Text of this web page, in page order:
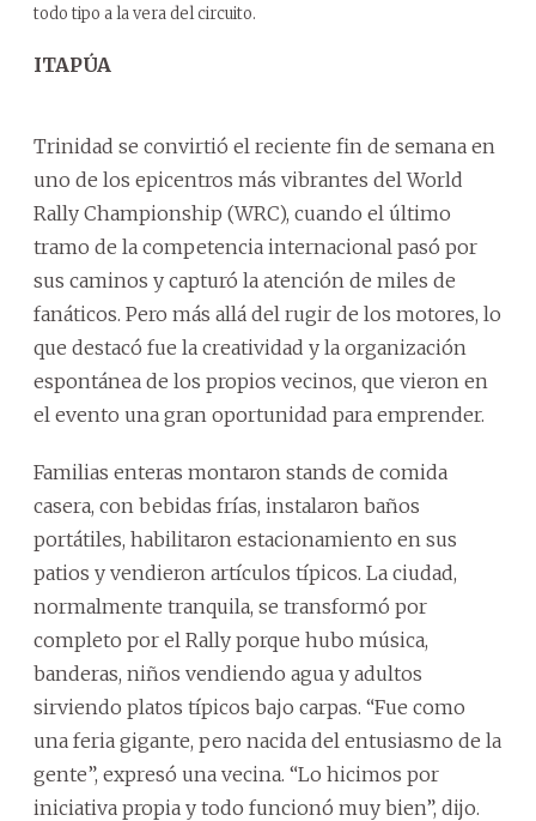
todo tipo a la vera del circuito.
ITAPÚA
Trinidad se convirtió el reciente fin de semana en
uno de los epicentros más vibrantes del World
Rally Championship (WRC), cuando el último
tramo de la competencia internacional pasó por
sus caminos y capturó la atención de miles de
fanáticos. Pero más allá del rugir de los motores, lo
que destacó fue la creatividad y la organización
espontánea de los propios vecinos, que vieron en
el evento una gran oportunidad para emprender.
Familias enteras montaron stands de comida
casera, con bebidas frías, instalaron baños
portátiles, habilitaron estacionamiento en sus
patios y vendieron artículos típicos. La ciudad,
normalmente tranquila, se transformó por
completo por el Rally porque hubo música,
banderas, niños vendiendo agua y adultos
sirviendo platos típicos bajo carpas. “Fue como
una feria gigante, pero nacida del entusiasmo de la
gente”, expresó una vecina. “Lo hicimos por
iniciativa propia y todo funcionó muy bien”, dijo.